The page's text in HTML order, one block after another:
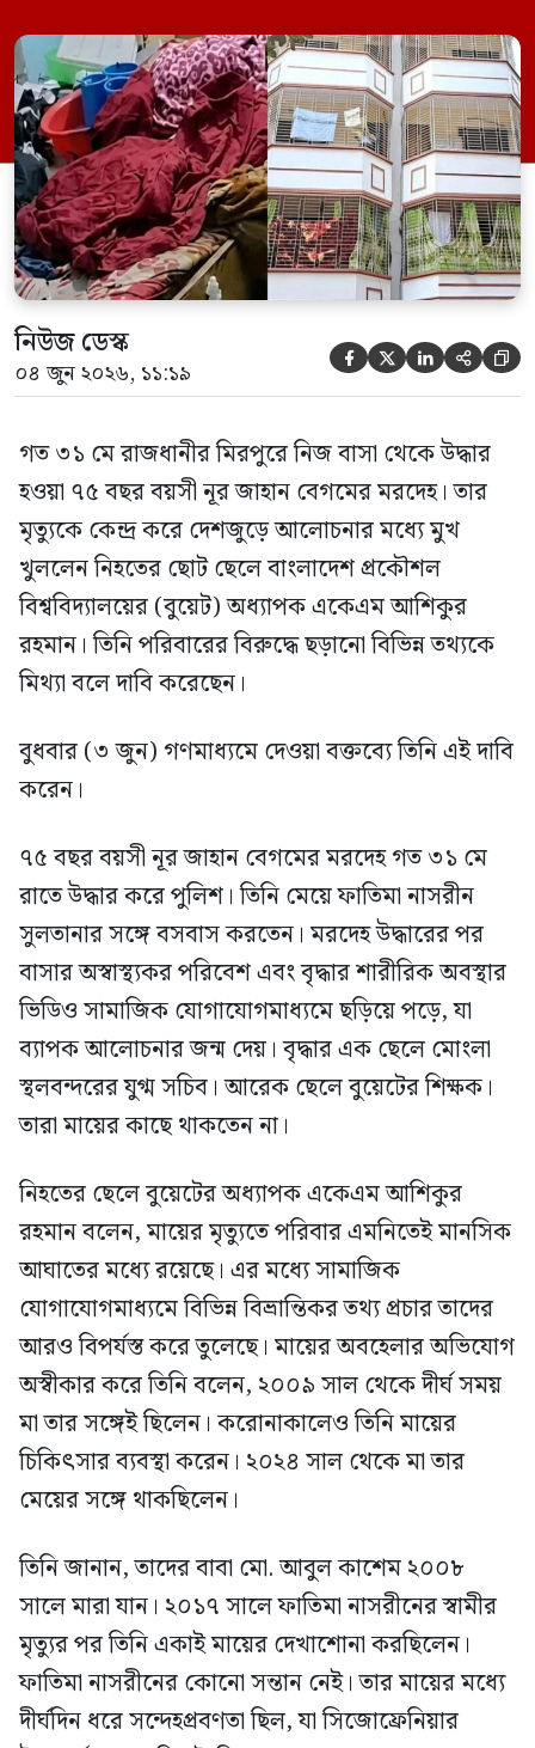
(বুয়েট) অধ্যাপক একেএম আশিকুর রহমান।
তিনি পরিবারের বিরুদ্ধে ছড়ানো বিভিন্ন তথ্যকে
মিথ্যা বলে দাবি করেছেন। বুধবার (৩ জুন)
গণমাধ্যমে দেওয়া বক্তব্যে তিনি এই […]
নিউজ ডেস্ক
০৪ জুন ২০২৬, ১১:১৯     
গত ৩১ মে রাজধানীর মিরপুরে নিজ বাসা থেকে উদ্ধার
হওয়া ৭৫ বছর বয়সী নূর জাহান বেগমের মরদেহ। তার
মৃত্যুকে কেন্দ্র করে দেশজুড়ে আলোচনার মধ্যে মুখ
খুললেন নিহতের ছোট ছেলে বাংলাদেশ প্রকৌশল
বিশ্ববিদ্যালয়ের (বুয়েট) অধ্যাপক একেএম আশিকুর
রহমান। তিনি পরিবারের বিরুদ্ধে ছড়ানো বিভিন্ন তথ্যকে
মিথ্যা বলে দাবি করেছেন।
বুধবার (৩ জুন) গণমাধ্যমে দেওয়া বক্তব্যে তিনি এই দাবি
করেন।
৭৫ বছর বয়সী নূর জাহান বেগমের মরদেহ গত ৩১ মে
রাতে উদ্ধার করে পুলিশ। তিনি মেয়ে ফাতিমা নাসরীন
সুলতানার সঙ্গে বসবাস করতেন। মরদেহ উদ্ধারের পর
বাসার অস্বাস্থ্যকর পরিবেশ এবং বৃদ্ধার শারীরিক অবস্থার
ভিডিও সামাজিক যোগাযোগমাধ্যমে ছড়িয়ে পড়ে, যা
ব্যাপক আলোচনার জন্ম দেয়। বৃদ্ধার এক ছেলে মোংলা
স্থলবন্দরের যুগ্ম সচিব। আরেক ছেলে বুয়েটের শিক্ষক।
তারা মায়ের কাছে থাকতেন না।
নিহতের ছেলে বুয়েটের অধ্যাপক একেএম আশিকুর
রহমান বলেন, মায়ের মৃত্যুতে পরিবার এমনিতেই মানসিক
আঘাতের মধ্যে রয়েছে। এর মধ্যে সামাজিক
যোগাযোগমাধ্যমে বিভিন্ন বিভ্রান্তিকর তথ্য প্রচার তাদের
আরও বিপর্যস্ত করে তুলেছে। মায়ের অবহেলার অভিযোগ
অস্বীকার করে তিনি বলেন, ২০০৯ সাল থেকে দীর্ঘ সময়
মা তার সঙ্গেই ছিলেন। করোনাকালেও তিনি মায়ের
চিকিৎসার ব্যবস্থা করেন। ২০২৪ সাল থেকে মা তার
মেয়ের সঙ্গে থাকছিলেন।
তিনি জানান, তাদের বাবা মো. আবুল কাশেম ২০০৮
সালে মারা যান। ২০১৭ সালে ফাতিমা নাসরীনের স্বামীর
মৃত্যুর পর তিনি একাই মায়ের দেখাশোনা করছিলেন।
ফাতিমা নাসরীনের কোনো সন্তান নেই। তার মায়ের মধ্যে
দীর্ঘদিন ধরে সন্দেহপ্রবণতা ছিল, যা সিজোফ্রেনিয়ার